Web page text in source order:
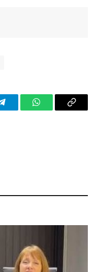
TelegramWhatsAppCopy